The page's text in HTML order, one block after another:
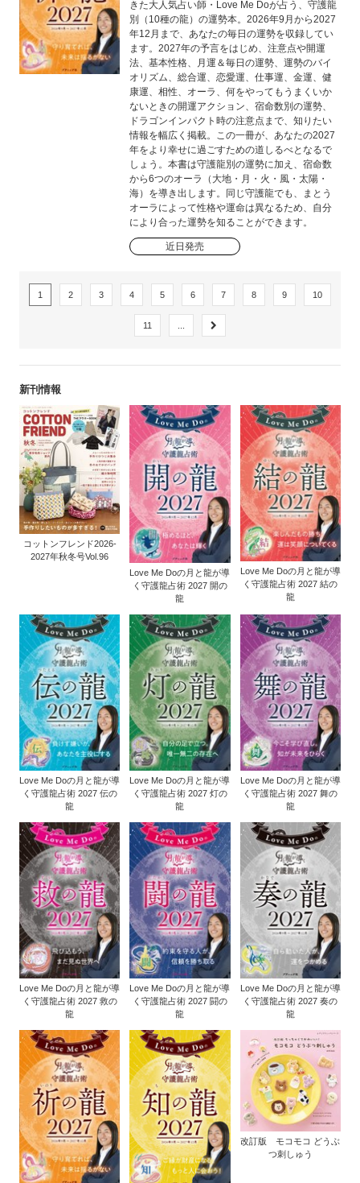
きた大人気占い師・Love Me Doが占う、守護龍
別（10種の龍）の運勢本。2026年9月から2027
年12月まで、あなたの毎日の運勢を収録してい
ます。2027年の予言をはじめ、注意点や開運
法、基本性格、月運＆毎日の運勢、運勢のバイ
オリズム、総合運、恋愛運、仕事運、金運、健
康運、相性、オーラ、何をやってもうまくいか
ないときの開運アクション、宿命数別の運勢、
ドラゴンインパクト時の注意点まで、知りたい
情報を幅広く掲載。この一冊が、あなたの2027
年をより幸せに過ごすための道しるべとなるで
しょう。本書は守護龍別の運勢に加え、宿命数
から6つのオーラ（大地・月・火・風・太陽・
海）を導き出します。同じ守護龍でも、まとう
オーラによって性格や運命は異なるため、自分
により合った運勢を知ることができます。
近日発売
1 2 3 4 5 6 7 8 9 10
11
新刊情報
コットンフレンド2026-
2027年秋冬号Vol.96
Love Me Doの月と龍が導
く守護龍占術 2027 開の
龍
Love Me Doの月と龍が導
く守護龍占術 2027 結の
龍
Love Me Doの月と龍が導
く守護龍占術 2027 伝の
龍
Love Me Doの月と龍が導
く守護龍占術 2027 灯の
龍
Love Me Doの月と龍が導
く守護龍占術 2027 舞の
龍
Love Me Doの月と龍が導
く守護龍占術 2027 救の
龍
Love Me Doの月と龍が導
く守護龍占術 2027 闘の
龍
Love Me Doの月と龍が導
く守護龍占術 2027 奏の
龍
改訂版 モコモコ どうぶ
つ刺しゅう